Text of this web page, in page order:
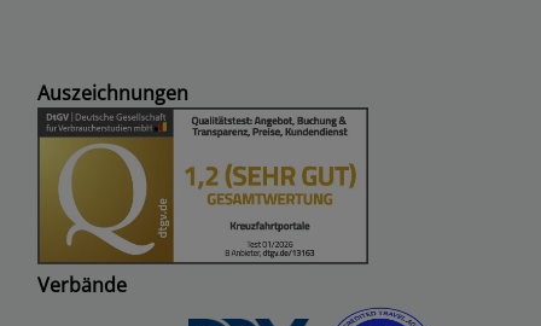
Auszeichnungen
Verbände